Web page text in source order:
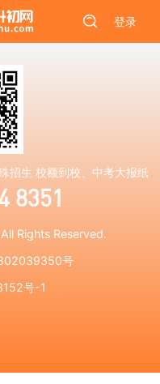
登录
招生 校额到校、中考大报纸
8351
All Rights Reserved.
号
号-1